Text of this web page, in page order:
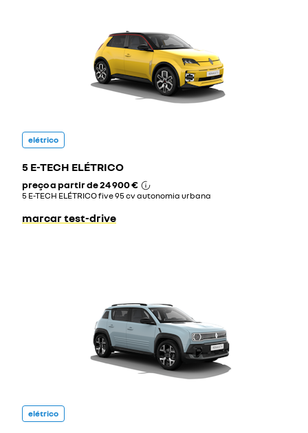
elétrico
5 E-TECH ELÉTRICO
preço a partir de24 900 €
5 E-TECH ELÉTRICO five 95 cv autonomia urbana
marcar test-drive
elétrico